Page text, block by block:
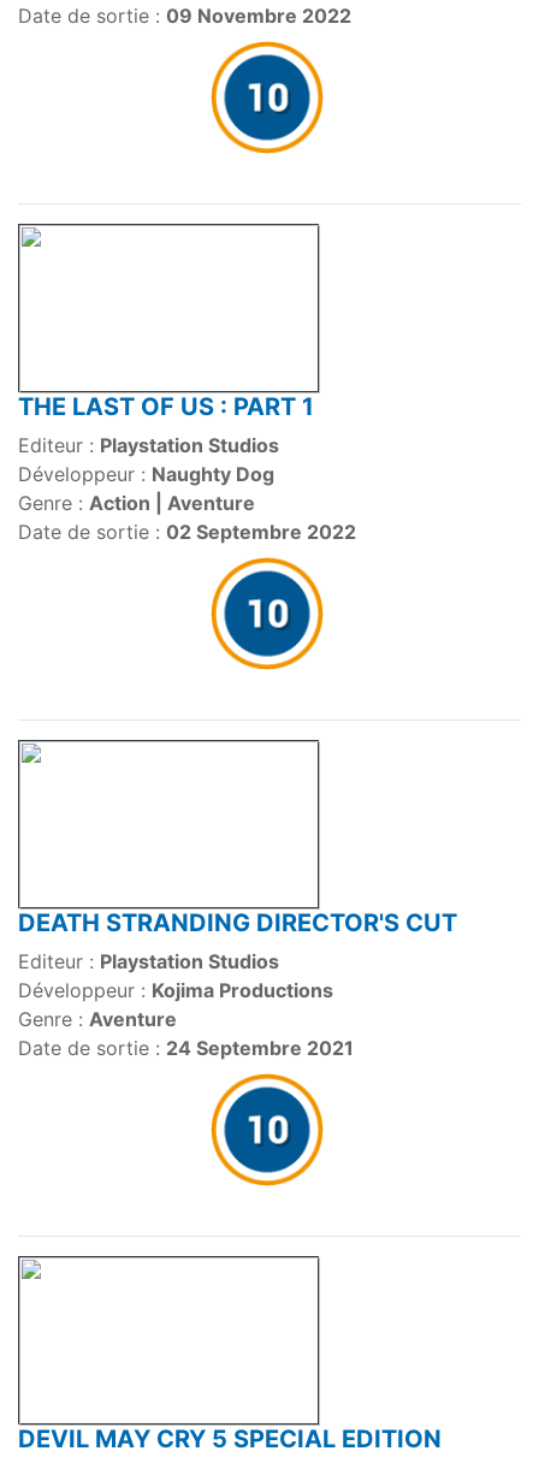
Date de sortie : 09 Novembre 2022
THE LAST OF US : PART 1
Editeur : Playstation Studios
Développeur : Naughty Dog
Genre : Action | Aventure
Date de sortie : 02 Septembre 2022
DEATH STRANDING DIRECTOR'S CUT
Editeur : Playstation Studios
Développeur : Kojima Productions
Genre : Aventure
Date de sortie : 24 Septembre 2021
DEVIL MAY CRY 5 SPECIAL EDITION